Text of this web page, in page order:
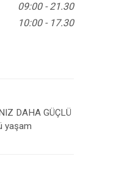
09:00 - 21.30
10:00 - 17.30
DAHA GÜÇLÜ
yaşam